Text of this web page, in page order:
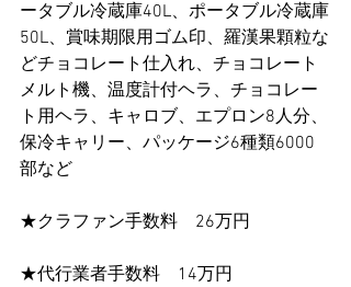
ータブル冷蔵庫40L、ポータブル冷蔵庫
50L、賞味期限用ゴム印、羅漢果顆粒な
どチョコレート仕入れ、チョコレート
メルト機、温度計付ヘラ、チョコレー
ト用ヘラ、キャロブ、エプロン8人分、
保冷キャリー、パッケージ6種類6000
部など
★クラファン手数料　26万円
★代行業者手数料　14万円